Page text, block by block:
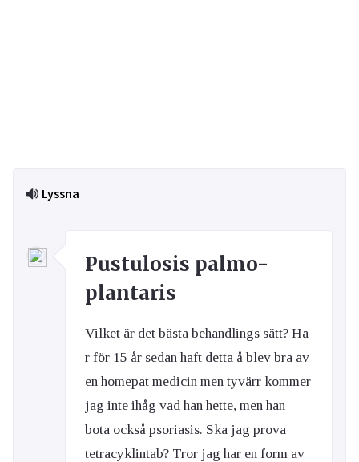
Lyssna
Pustulosis palmo-
plantaris
Vilket är det bästa behandlings sätt? Ha
r för 15 år sedan haft detta å blev bra av
en homepat medicin men tyvärr kommer
jag inte ihåg vad han hette, men han
bota också psoriasis. Ska jag prova
tetracyklintab? Tror jag har en form av